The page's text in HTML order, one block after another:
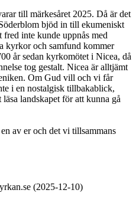
till märkesåret 2025. Då är det
bjöd in till ekumeniskt
inte kunde uppnås med
kyrkor och samfund kommer
år sedan kyrkomötet i Nicea, då
tog gestalt. Nicea är alltjämt
Om Gud vill och vi får
i en nostalgisk tillbakablick,
landskapet för att kunna gå
av er och det vi tillsammans
(2025-12-10)